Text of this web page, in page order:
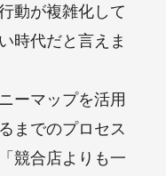
動が複雑化して
時代だと言えま
ーマップを活用
までのプロセス
競合店よりも一